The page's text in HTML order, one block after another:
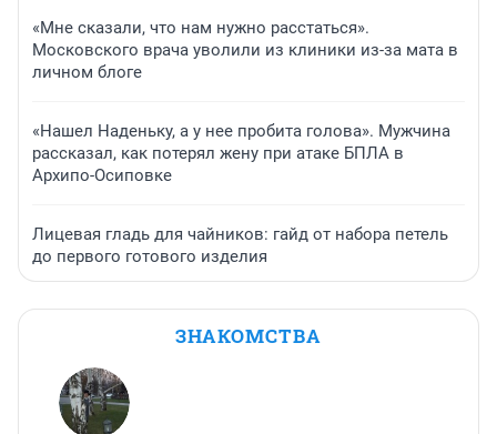
«Мне сказали, что нам нужно расстаться».
Московского врача уволили из клиники из-за мата в
личном блоге
«Нашел Наденьку, а у нее пробита голова». Мужчина
рассказал, как потерял жену при атаке БПЛА в
Архипо-Осиповке
Лицевая гладь для чайников: гайд от набора петель
до первого готового изделия
ЗНАКОМСТВА